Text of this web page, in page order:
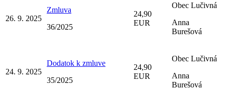
26. 9. 2025
Zmluva
36/2025
24,90
EUR
Obec Lučivná
Anna
Burešová
24. 9. 2025
Dodatok k zmluve
35/2025
24,90
EUR
Obec Lučivná
Anna
Burešová